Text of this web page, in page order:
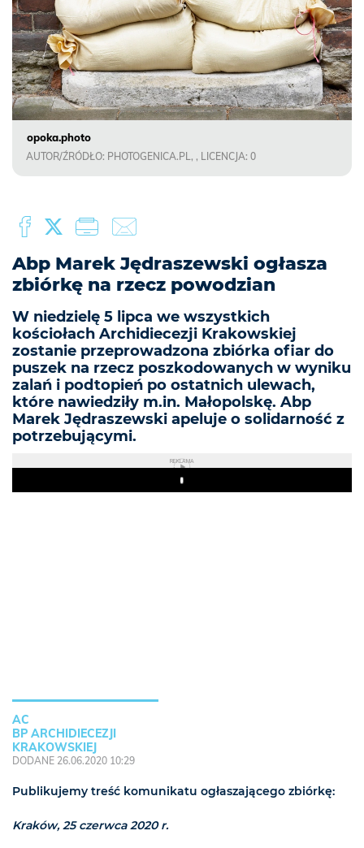
opoka.photo
AUTOR/ŹRÓDŁO: PHOTOGENICA.PL, , LICENCJA: 0
Abp Marek Jędraszewski ogłasza
zbiórkę na rzecz powodzian
W niedzielę 5 lipca we wszystkich
kościołach Archidiecezji Krakowskiej
zostanie przeprowadzona zbiórka ofiar do
puszek na rzecz poszkodowanych w wyniku
zalań i podtopień po ostatnich ulewach,
które nawiedziły m.in. Małopolskę. Abp
Marek Jędraszewski apeluje o solidarność z
potrzebującymi.
REKLAMA
Play
AC
BP ARCHIDIECEZJI
KRAKOWSKIEJ
DODANE 26.06.2020 10:29
Publikujemy treść komunikatu ogłaszającego zbiórkę:
Kraków, 25 czerwca 2020 r.